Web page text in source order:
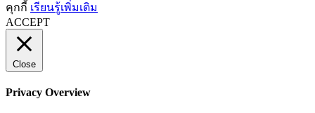
คุกกี้ เรียนรู้เพิ่มเติม
ACCEPT
Close
Privacy Overview